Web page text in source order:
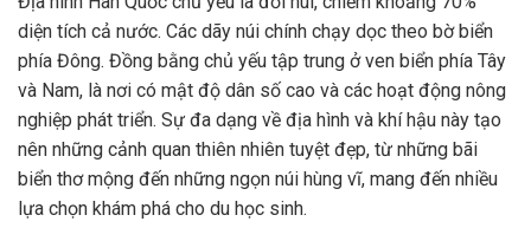
diện tích cả nước. Các dãy núi chính chạy dọc theo bờ biển
phía Đông. Đồng bằng chủ yếu tập trung ở ven biển phía Tây
và Nam, là nơi có mật độ dân số cao và các hoạt động nông
nghiệp phát triển. Sự đa dạng về địa hình và khí hậu này tạo
nên những cảnh quan thiên nhiên tuyệt đẹp, từ những bãi
biển thơ mộng đến những ngọn núi hùng vĩ, mang đến nhiều
lựa chọn khám phá cho du học sinh.